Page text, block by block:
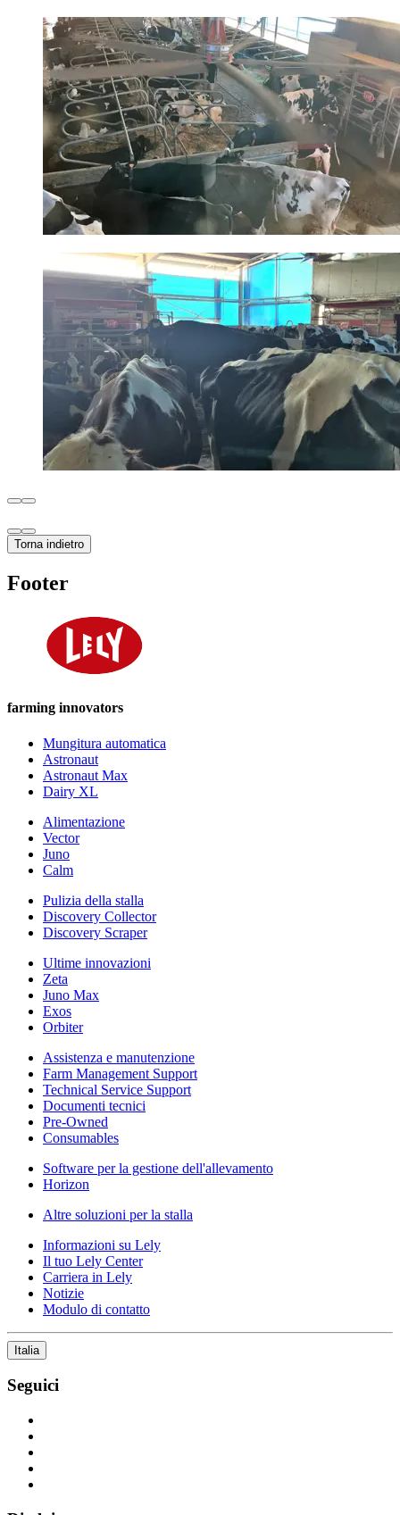
Torna indietro
Footer
farming innovators
Mungitura automatica
Astronaut
Astronaut Max
Dairy XL
Alimentazione
Vector
Juno
Calm
Pulizia della stalla
Discovery Collector
Discovery Scraper
Ultime innovazioni
Zeta
Juno Max
Exos
Orbiter
Assistenza e manutenzione
Farm Management Support
Technical Service Support
Documenti tecnici
Pre-Owned
Consumables
Software per la gestione dell'allevamento
Horizon
Altre soluzioni per la stalla
Informazioni su Lely
Il tuo Lely Center
Carriera in Lely
Notizie
Modulo di contatto
Italia
Seguici